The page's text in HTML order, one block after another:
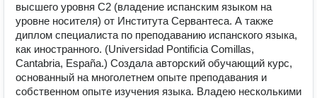
высшего уровня С2 (владение испанским языком на
уровне носителя) от Института Сервантеса. А также
диплом специалиста по преподаванию испанского языка,
как иностранного. (Universidad Pontificia Comillas,
Cantabria, España.) Создала авторский обучающий курс,
основанный на многолетнем опыте преподавания и
собственном опыте изучения языка. Владею несколькими